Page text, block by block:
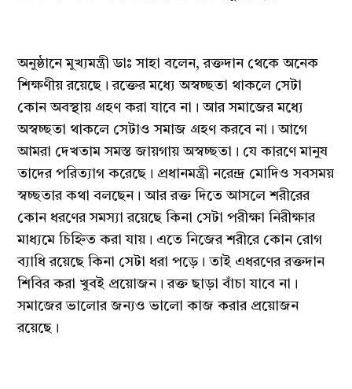
অনুষ্ঠানে মুখ্যমন্ত্রী ডাঃ সাহা বলেন, রক্তদান থেকে অনেক
শিক্ষণীয় রয়েছে। রক্তের মধ্যে অস্বচ্ছতা থাকলে সেটা
কোন অবস্থায় গ্রহণ করা যাবে না। আর সমাজের মধ্যে
অস্বচ্ছতা থাকলে সেটাও সমাজ গ্রহণ করবে না। আগে
আমরা দেখতাম সমস্ত জায়গায় অস্বচ্ছতা। যে কারণে মানুষ
তাদের পরিত্যাগ করেছে। প্রধানমন্ত্রী নরেন্দ্র মোদিও সবসময়
স্বচ্ছতার কথা বলছেন। আর রক্ত দিতে আসলে শরীরের
কোন ধরণের সমস্যা রয়েছে কিনা সেটা পরীক্ষা নিরীক্ষার
মাধ্যমে চিহ্নিত করা যায়। এতে নিজের শরীরে কোন রোগ
ব্যাধি রয়েছে কিনা সেটা ধরা পড়ে। তাই এধরণের রক্তদান
শিবির করা খুবই প্রয়োজন। রক্ত ছাড়া বাঁচা যাবে না।
সমাজের ভালোর জন্যও ভালো কাজ করার প্রয়োজন
রয়েছে।